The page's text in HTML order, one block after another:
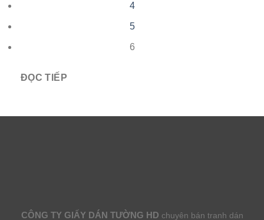
4
5
6
ĐỌC TIẾP
CÔNG TY GIẤY DÁN TƯỜNG HD chuyên bán tranh dán